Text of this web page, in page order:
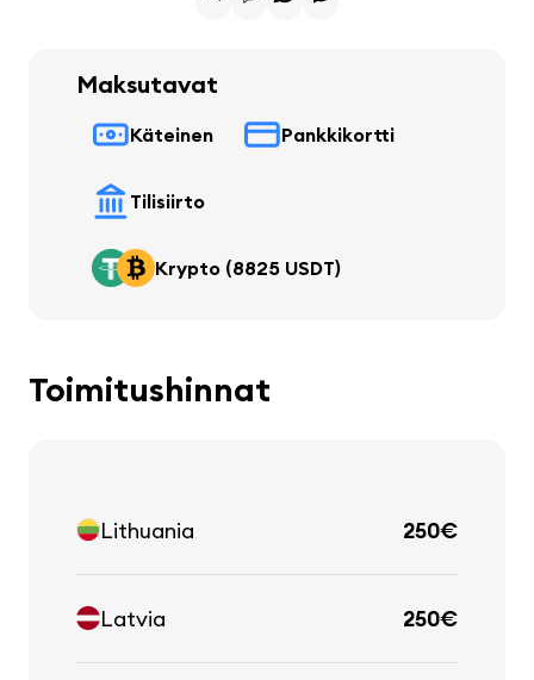
Maksutavat
Käteinen Pankkikortti
Tilisiirto
Krypto (8825 USDT)
Toimitushinnat
Lithuania 250€
Latvia 250€